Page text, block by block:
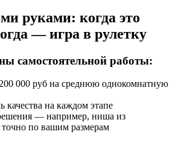
руками: когда это
— игра в рулетку
самостоятельной работы:
000 руб на среднюю однокомнатную
качества на каждом этапе
— например, ниша из
точно по вашим размерам